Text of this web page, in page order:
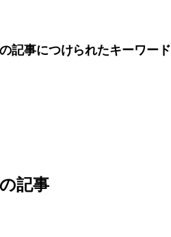
記事につけられたキーワード
記事